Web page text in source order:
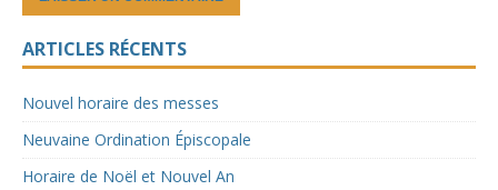
ARTICLES RÉCENTS
Nouvel horaire des messes
Neuvaine Ordination Épiscopale
Horaire de Noël et Nouvel An